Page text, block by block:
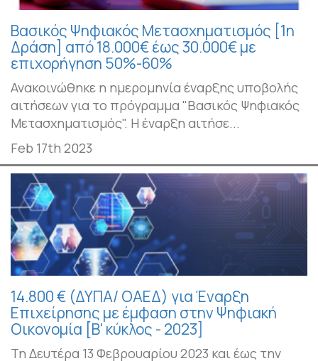
Βασικός Ψηφιακός Μετασχηματισμός [1η
Δράση] από 18.000€ έως 30.000€ με
επιχορήγηση 50%-60%
Ανακοινώθηκε η ημερομηνία έναρξης υποβολής
αιτήσεων για το πρόγραμμα "Βασικός Ψηφιακός
Μετασχηματισμός". Η έναρξη αιτήσε...
Feb 17th 2023
14.800 € (ΔΥΠΑ/ ΟΑΕΔ) για Έναρξη
Επιχείρησης με έμφαση στην Ψηφιακή
Οικονομία [Β' κύκλος - 2023]
Τη Δευτέρα 13 Φεβρουαρίου 2023 και έως την